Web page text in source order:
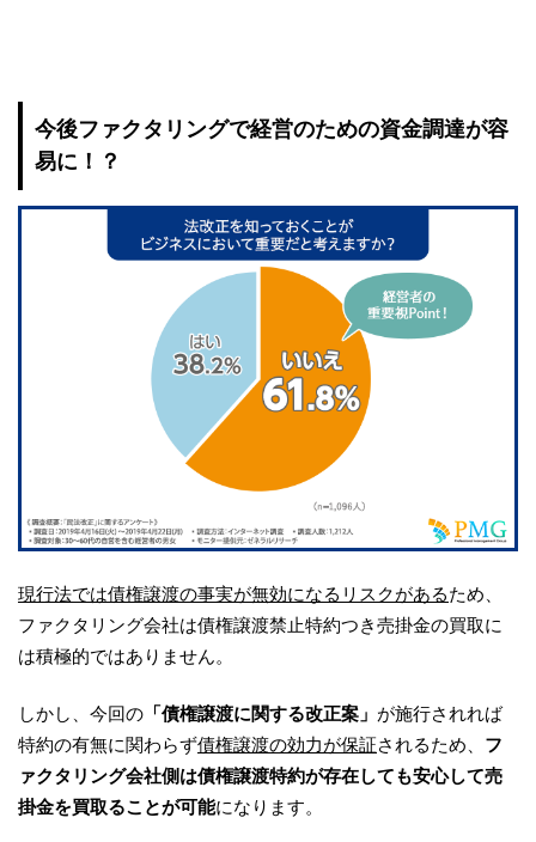
今後ファクタリングで経営のための資金調達が容
易に！？
現行法では債権譲渡の事実が無効になるリスクがあるため、
ファクタリング会社は債権譲渡禁止特約つき売掛金の買取に
は積極的ではありません。
しかし、今回の 「債権譲渡に関する改正案」 が施行されれば
特約の有無に関わらず債権譲渡の効力が保証されるため、 フ
ァクタリング会社側は債権譲渡特約が存在しても安心して売
掛金を買取ることが可能になります。